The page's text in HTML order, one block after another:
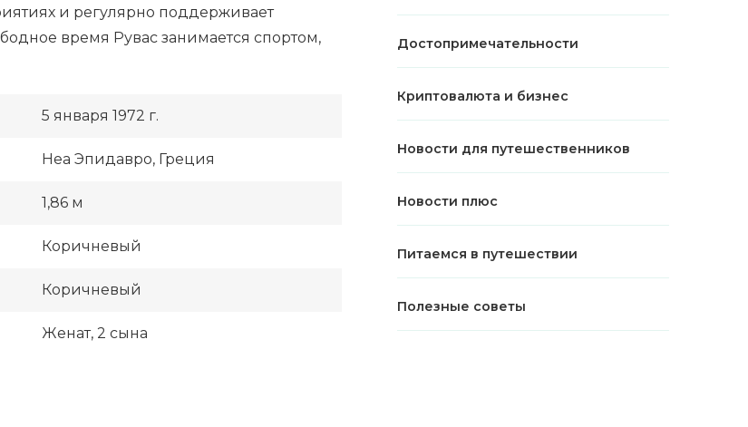
и регулярно поддерживает
время Рувас занимается спортом,
5 января 1972 г.
Неа Эпидавро, Греция
1,86 м
Коричневый
Коричневый
Женат, 2 сына
Достопримечательности
Криптовалюта и бизнес
Новости для путешественников
Новости плюс
Питаемся в путешествии
Полезные советы